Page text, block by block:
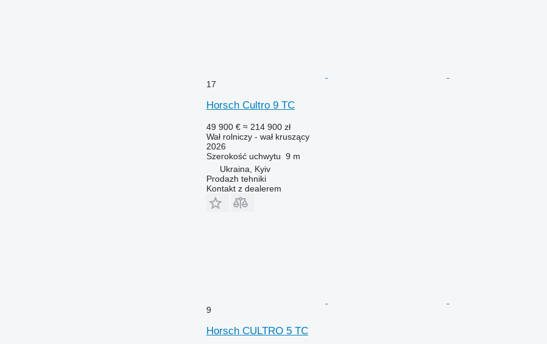
17
Horsch Cultro 9 TC
49 900 € ≈ 214 900 zł
Wał rolniczy - wał kruszący
2026
Szerokość uchwytu 9 m
Ukraina, Kyiv
Prodazh tehniki
Kontakt z dealerem
9
Horsch CULTRO 5 TC